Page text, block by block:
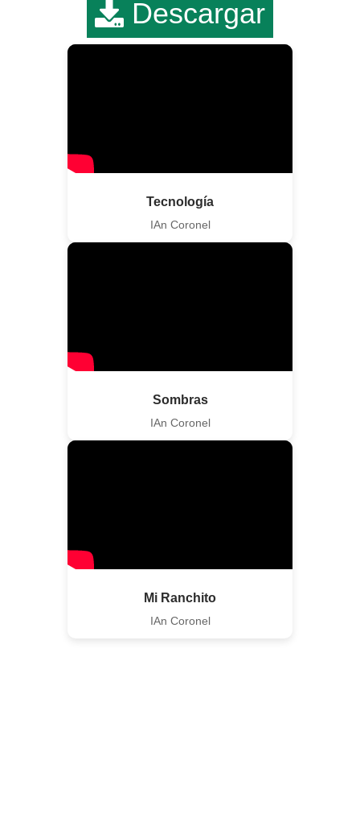
Descargar
Tecnología
IAn Coronel
Sombras
IAn Coronel
Mi Ranchito
IAn Coronel